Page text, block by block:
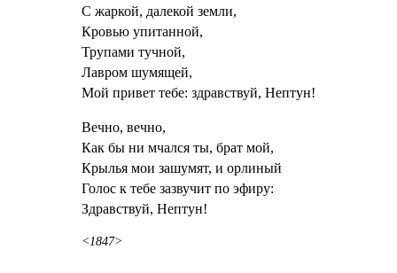
С жаркой, далекой земли,
Кровью упитанной,
Трупами тучной,
Лавром шумящей,
Мой привет тебе: здравствуй, Нептун!
Вечно, вечно,
Как бы ни мчался ты, брат мой,
Крылья мои зашумят, и орлиный
Голос к тебе зазвучит по эфиру:
Здравствуй, Нептун!
<1847>